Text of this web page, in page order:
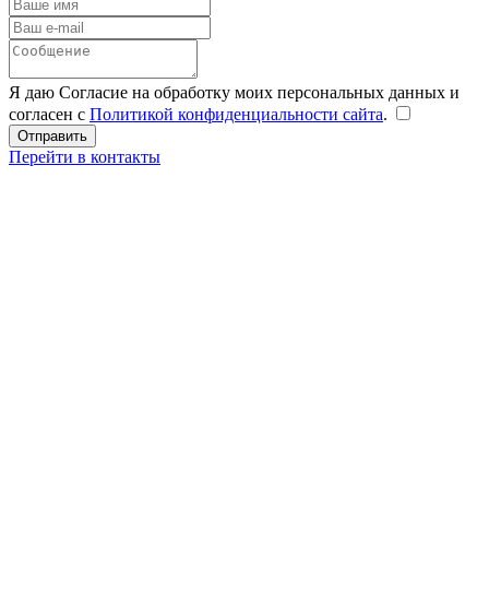
Я даю Согласие на обработку моих персональных данных и
согласен с Политикой конфиденциальности сайта.
Перейти в контакты